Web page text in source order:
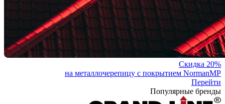
Скидка 20%
на металлочерепицу с покрытием NormanMP
Перейти
Популярные бренды